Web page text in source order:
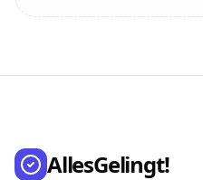
AllesGelingt!